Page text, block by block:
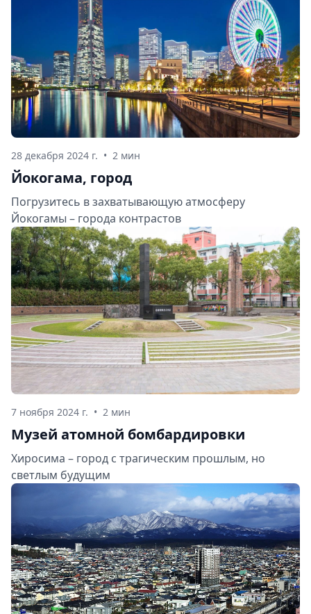
28 декабря 2024 г. • 2 мин
Йокогама, город
Погрузитесь в захватывающую атмосферу
Йокогамы – города контрастов
7 ноября 2024 г. • 2 мин
Музей атомной бомбардировки
Хиросима – город с трагическим прошлым, но
светлым будущим